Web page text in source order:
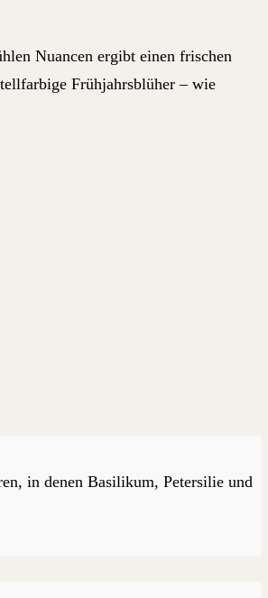
Nuancen ergibt einen frischen
Frühjahrsblüher – wie
in denen Basilikum, Petersilie und